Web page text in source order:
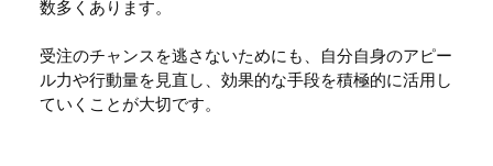
数多くあります。
受注のチャンスを逃さないためにも、自分自身のアピー
ル力や行動量を見直し、効果的な手段を積極的に活用し
ていくことが大切です。